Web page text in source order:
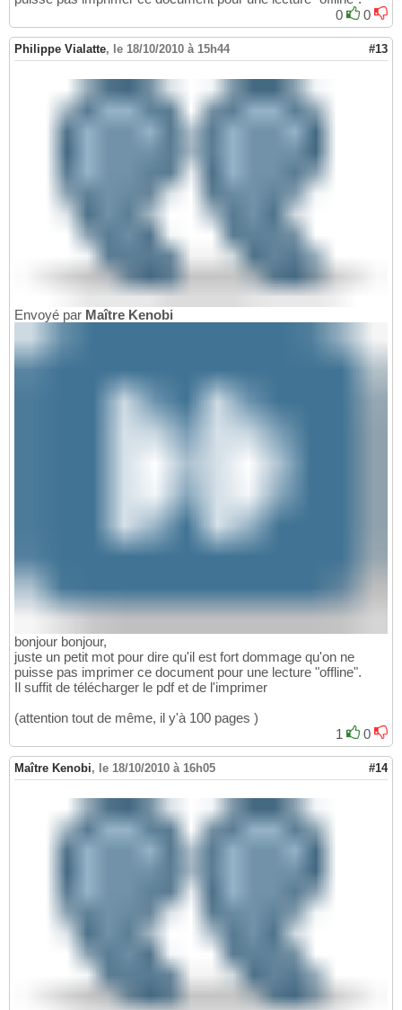
0
0
Philippe Vialatte, le 18/10/2010 à 15h44 #13
Envoyé par Maître Kenobi
bonjour bonjour,
juste un petit mot pour dire qu'il est fort dommage qu'on ne
puisse pas imprimer ce document pour une lecture "offline".
Il suffit de télécharger le pdf et de l'imprimer
(attention tout de même, il y'à 100 pages )
1
0
Maître Kenobi, le 18/10/2010 à 16h05 #14